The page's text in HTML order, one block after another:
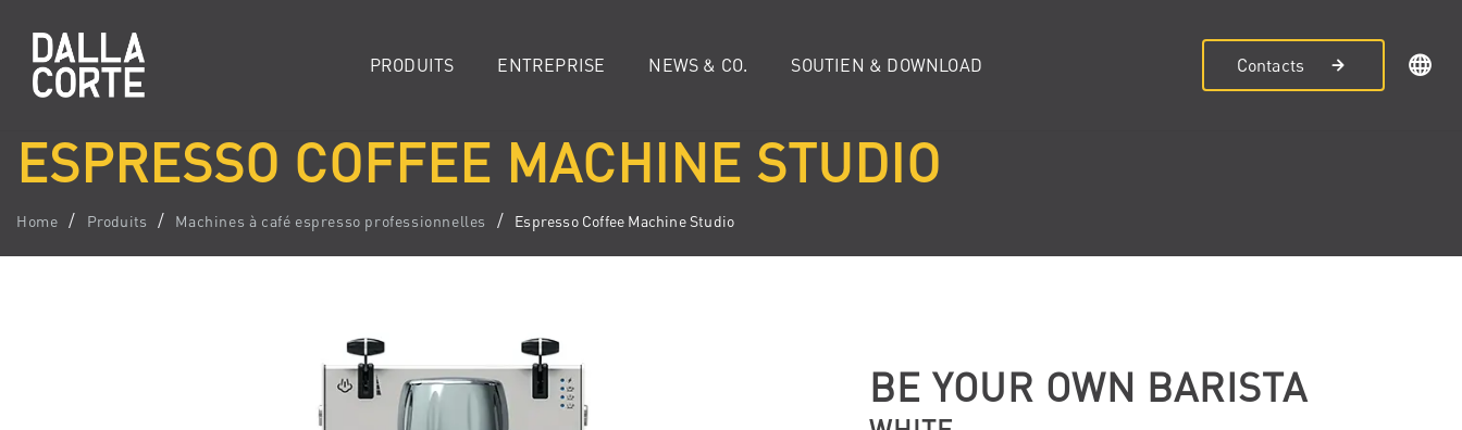
PRODUITS ENTREPRISE NEWS & CO. SOUTIEN & DOWNLOAD Contacts
ESPRESSO COFFEE MACHINE STUDIO
Home Produits Machines à café espresso professionnelles Espresso Coffee Machine Studio
BE YOUR OWN BARISTA